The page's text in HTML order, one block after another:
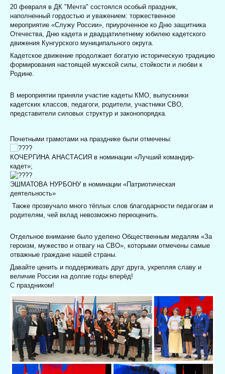
20 февраля в ДК "Мечта" состоялся особый праздник,
наполненный гордостью и уважением: торжественное
мероприятие «Служу России», приуроченное ко Дню защитника
Отечества, Дню кадета и двадцатилетнему юбилею кадетского
движения Кунгурского муниципального округа.
Кадетское движение продолжает богатую историческую традицию
формирования настоящей мужской силы, стойкости и любви к
Родине.
В мероприятии приняли участие кадеты КМО, выпускники
кадетских классов, педагоги, родители, участники СВО,
представители силовых структур и законопорядка.
Почетными грамотами на празднике были отмечены:
КОЧЕРГИНА АНАСТАСИЯ в номинации «Лучший командир-
кадет»;
ЭШМАТОВА НУРБОНУ в номинации «Патриотическая
деятельность»
Также прозвучало много тёплых слов благодарности педагогам и
родителям, чей вклад невозможно переоценить.
Отдельное внимание было уделено Общественным медалям «За
героизм, мужество и отвагу на СВО», которыми отмечены самые
отважные граждане нашей страны.
Давайте ценить и поддерживать друг друга, укрепляя славу и
величие России на долгие годы вперёд!
С праздником!